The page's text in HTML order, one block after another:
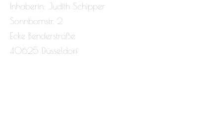
Inhaberin: Judith Schipper
Sonnbornstr. 2
Ecke Benderstraße
40625 Düsseldorf